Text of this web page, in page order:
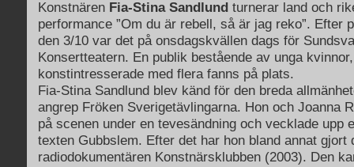
Konstnären Fia-Stina Sandlund turnerar land och
performance ”Om du är rebell, så är jag reko”. Efter
den 3/10 var det på onsdagskvällen dags för
Konsertteatern. En publik bestående av unga kvinnor,
konstintresserade med flera fanns på plats.
Fia-Stina Sandlund blev känd för den breda
angrep Fröken Sverigetävlingarna. Hon och Joanna
på scenen under en tevesändning och vecklade upp
texten Gubbslem. Efter det har hon bland annat gjort
radiodokumentären Konstnärsklubben (2003). Den